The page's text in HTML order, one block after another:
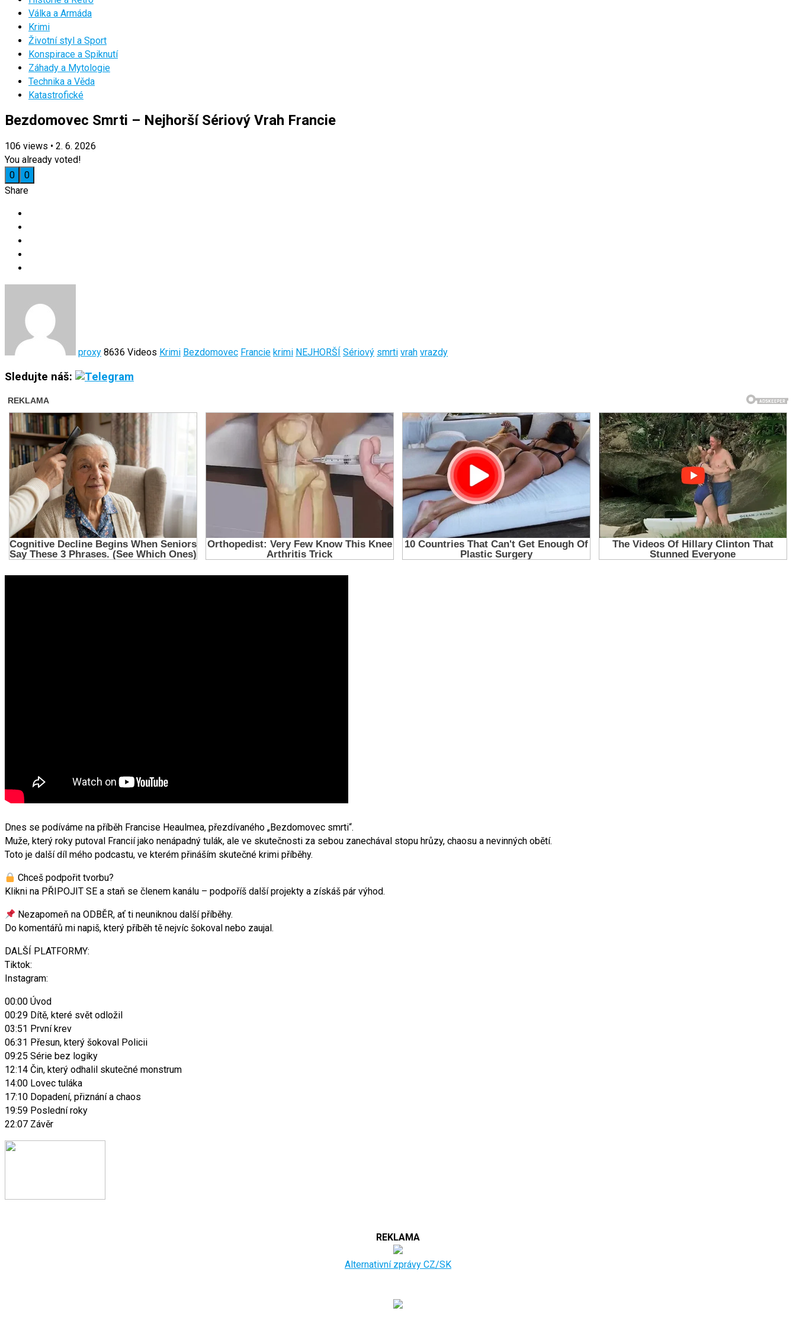
Válka a Armáda
Krimi
Životní styl a Sport
Konspirace a Spiknutí
Záhady a Mytologie
Technika a Věda
Katastrofické
Bezdomovec Smrti – Nejhorší Sériový Vrah Francie
106 views • 2. 6. 2026
You already voted!
0
0
Share
proxy 8636 Videos Krimi Bezdomovec Francie krimi NEJHORŠÍ Sériový smrti vrah vrazdy
Sledujte náš:
Dnes se podíváme na příběh Francise Heaulmea, přezdívaného „Bezdomovec smrti“.
Muže, který roky putoval Francií jako nenápadný tulák, ale ve skutečnosti za sebou zanechával stopu hrůzy, chaosu a nevinných obětí.
Toto je další díl mého podcastu, ve kterém přináším skutečné krimi příběhy.
Chceš podpořit tvorbu?
Klikni na PŘIPOJIT SE a staň se členem kanálu – podpoříš další projekty a získáš pár výhod.
Nezapomeň na ODBĚR, ať ti neuniknou další příběhy.
Do komentářů mi napiš, který příběh tě nejvíc šokoval nebo zaujal.
DALŠÍ PLATFORMY:
Tiktok:
Instagram:
00:00 Úvod
00:29 Dítě, které svět odložil
03:51 První krev
06:31 Přesun, který šokoval Policii
09:25 Série bez logiky
12:14 Čin, který odhalil skutečné monstrum
14:00 Lovec tuláka
17:10 Dopadení, přiznání a chaos
19:59 Poslední roky
22:07 Závěr
REKLAMA
Alternativní zprávy CZ/SK